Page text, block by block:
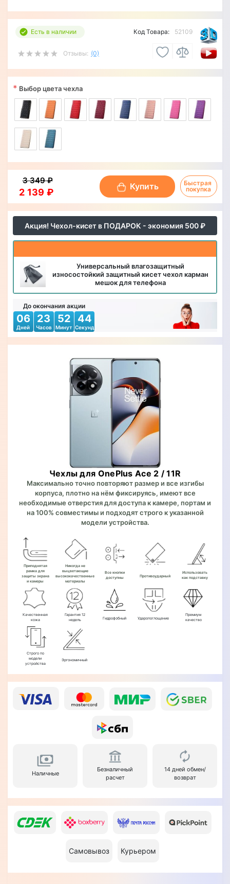
Есть в наличии
Отзывы: (0)
Код Товара: 52109
Акция! Чехол-кисет в ПОДАРОК - экономия 500 ₽
Универсальный влагозащитный
износостойкий защитный кисет чехол карман
мешок для телефона
До окончания акции
06
Дней
23
Часов
52
Минут
42
Секунд
Чехлы для OnePlus Ace 2 / 11R
Максимально точно повторяют размер и все изгибы
корпуса, плотно на нём фиксируясь, имеют все
необходимые отверстия для доступа к камере, портам и
на 100% совместимы и подходят строго к указанной
модели устройства.
Приподнятая
рамка для
защиты экрана
и камеры
Никогда не
выцветающие
высококачественные
материалы
Все кнопки
доступны
Противоударный
Использовать
как подставку
Качественная
кожа
Гарантия 12
недель
Гидрофобный Ударопоглощение
Премиум
качество
Строго по
модели
устройства
Эргономичный
Наличные
Безналичный
расчет
14 дней обмен/
возврат
Самовывоз Курьером
* Выбор цвета чехла
2 139 ₽
3 349 ₽
Купить
Быстрая
покупка